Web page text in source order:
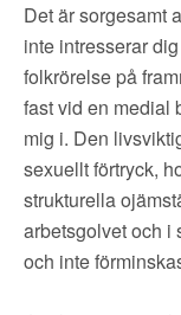
Det är sorgesamt
inte intresserar
folkrörelse på
fast vid en medial
mig i. Den
sexuellt förtryck,
strukturella
arbetsgolvet och i
och inte